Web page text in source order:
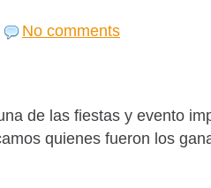
No comments
de las fiestas y evento
quienes fueron los